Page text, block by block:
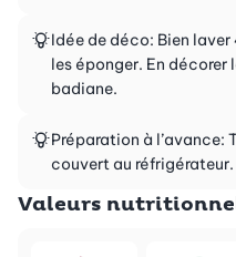
Idée de déco: Bien
les éponger. En
badiane.
Préparation à l’avance:
couvert au réfrigérateur.
Valeurs